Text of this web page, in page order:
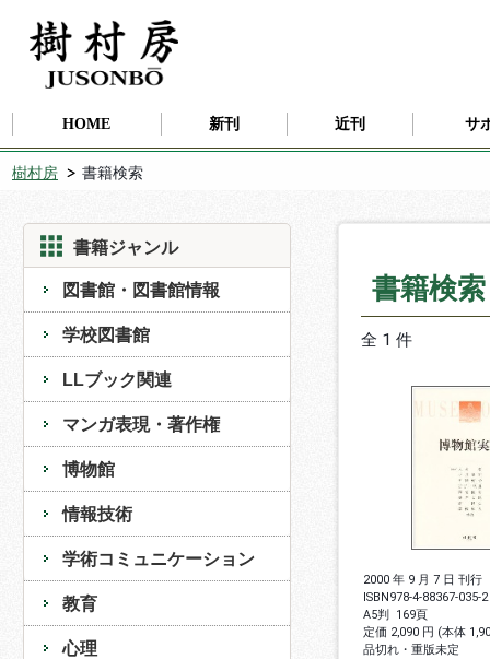
HOME 新刊 近刊 サ
樹村房 書籍検索
書籍ジャンル
図書館・図書館情報
学校図書館
LLブック関連
マンガ表現・著作権
博物館
情報技術
学術コミュニケーション
教育
心理
書籍検
全 1 件
2000 年 9 月 7 日 刊行
ISBN978-4-88367-035-2
A5判 169頁
定価 2,090 円 (本体
品切れ・重版未定